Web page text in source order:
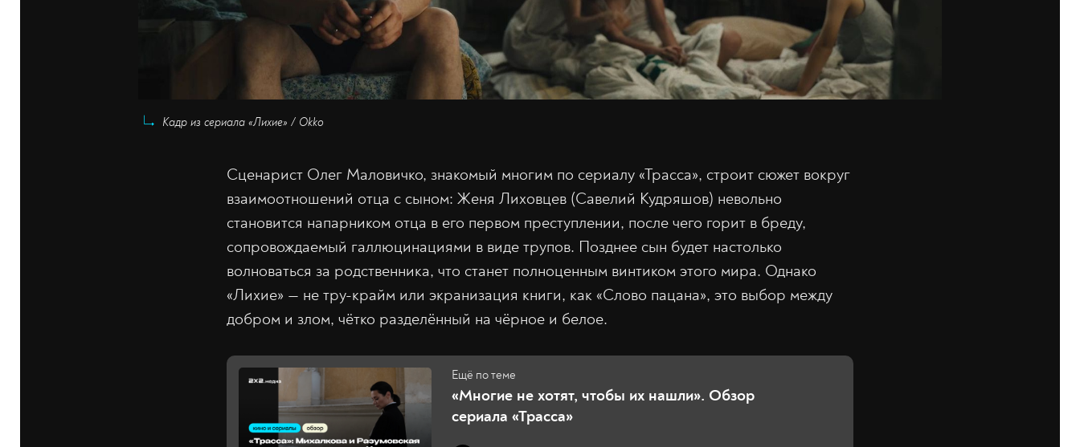
Кадр из сериала «Лихие» / Okko
Сценарист Олег Маловичко, знакомый многим по сериалу «Трасса», строит сюжет вокруг
взаимоотношений отца с сыном: Женя Лиховцев (Савелий Кудряшов) невольно
становится напарником отца в его первом преступлении, после чего горит в бреду,
сопровождаемый галлюцинациями в виде трупов. Позднее сын будет настолько
волноваться за родственника, что станет полноценным винтиком этого мира. Однако
«Лихие» — не тру-крайм или экранизация книги, как «Слово пацана», это выбор между
добром и злом, чётко разделённый на чёрное и белое.
«Многие не хотят, чтобы их нашли». Обзор
сериала «Трасса»